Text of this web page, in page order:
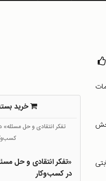
خرید بسته آموزشی
«تفکر انتقادی و حل
در کسب‌و‌کار